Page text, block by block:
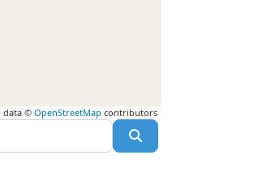
data © OpenStreetMap contributors